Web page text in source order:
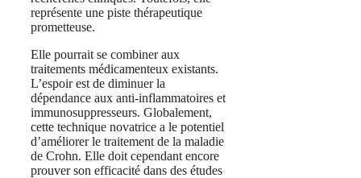
représente une piste thérapeutique
prometteuse.
Elle pourrait se combiner aux
traitements médicamenteux existants.
L’espoir est de diminuer la
dépendance aux anti-inflammatoires et
immunosuppresseurs. Globalement,
cette technique novatrice a le potentiel
d’améliorer le traitement de la maladie
de Crohn. Elle doit cependant encore
prouver son efficacité dans des études